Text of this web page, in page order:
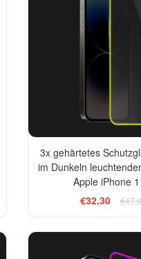
3x gehärtetes
im Dunkeln
Apple iPhone
€32,30